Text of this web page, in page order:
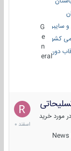
eral
خرید
7
اسفند
1400